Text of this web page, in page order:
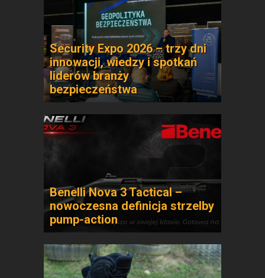
Security Expo 2026 – trzy dni
innowacji, wiedzy i spotkań
liderów branży
bezpieczeństwa
Benelli Nova 3 Tactical –
nowoczesna definicja strzelby
pump-action